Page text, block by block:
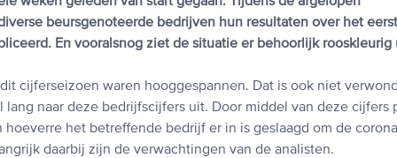
beursgenoteerde bedrijven hun resultaten over het
En vooralsnog ziet de situatie er behoorlijk rooskleurig
cijferseizoen waren hooggespannen. Dat is ook niet
lang naar deze bedrijfscijfers uit. Door middel van deze cijfers
hoeverre het betreffende bedrijf er in is geslaagd om de
daarbij zijn de verwachtingen van de analisten.